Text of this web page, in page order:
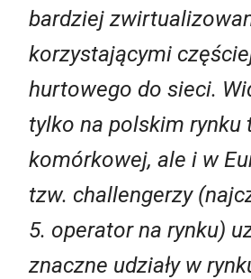
bardziej
korzystającymi
hurtowego do sieci.
tylko na polskim rynku
komórkowej, ale i w
tzw. challengerzy
5. operator na rynku)
znaczne udziały w